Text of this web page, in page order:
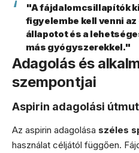
"A fájdalomcsillapítók
figyelembe kell venni
állapotot és a
más gyógyszerekkel."
Adagolás és
szempontjai
Aspirin adagolási
Az aspirin adagolása széles
használat céljától függően.